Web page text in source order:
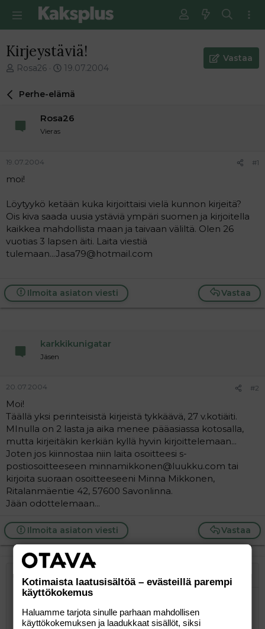
Kirjeystäviä!
V
e
i
t
u
a
l
o
t
t
a
Rosa26
E
s
m
i
e
s
i
19.07.2004
Vastaa
Perhe-elämä
Rosa26
Vieras
19.07.2004 #1
moi!
Löytyykö ketään kuka kirjoittaisi vielä kunnon kirjeitä?
Ois kiva saada uusia ystäviä ympäri suomen ja kirjoitella
kaikkea mahdollista maan ja taivaan väliltä. Olen 26
vuotias 3 lapsen äiti. Laita viestiä
tulemaan...Jasa79@hotmail.com
Vastaa
Ilmoita asiaton viesti
karkkikunigatar
Jäsen
20.07.2004 #2
Moi!
Täällä yksi perinteisistä kirjeistä tykkäävä, 27 v.kotiäiti.
MInulla on 2 lasta ja aika menee pääasiassa kotosalla,
mutta kirjeitäkin kerkiän kyllä hyvin kirjoittelemaan...
Joten jos kiinnostaa niin laita osoitteesi s-
postiosoitteeseen minnamikkonen@luukku.com tai
kirjoita suoraan osoitteeseeni Minna Mikkonen,
Ritalanmäentie 42, 57600 Savonlinna.
Jään odottelemaan...
Vastaa
Ilmoita asiaton viesti
Lihavoitu
Kursivoitu
Laajennettuun editoriin…
Lista
Järjestetty lista
Suurenna sisennystä
Laajennettuun editoriin…
Lisää hyperlinkki
Lisää kuva
HymiötLaajennettuun
Kumoa
10
Book Antiqua
KeskitäHeading 1Poista luonnos
Kirjoita vastaus...
Kotimaista laatusisältöä – evästeillä parempi
käyttökokemus
Haluamme tarjota sinulle parhaan mahdollisen
käyttökokemuksen ja laadukkaat sisällöt, siksi